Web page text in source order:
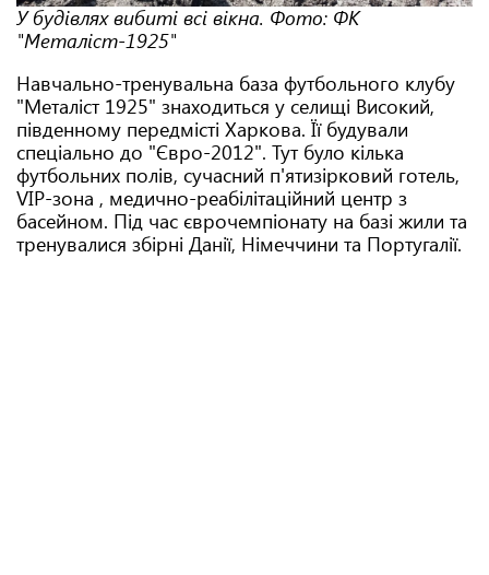
У будівлях вибиті всі вікна. Фото: ФК
"Металіст-1925"
Навчально-тренувальна база футбольного клубу
"Металіст 1925" знаходиться у селищі Високий,
південному передмісті Харкова. Її будували
спеціально до "Євро-2012". Тут було кілька
футбольних полів, сучасний п'ятизірковий готель,
VIP-зона , медично-реабілітаційний центр з
басейном. Під час єврочемпіонату на базі жили та
тренувалися збірні Данії, Німеччини та Португалії.